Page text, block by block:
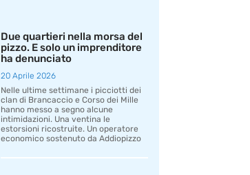
Due quartieri nella morsa del
pizzo. E solo un imprenditore
ha denunciato
20 Aprile 2026
Nelle ultime settimane i picciotti dei
clan di Brancaccio e Corso dei Mille
hanno messo a segno alcune
intimidazioni. Una ventina le
estorsioni ricostruite. Un operatore
economico sostenuto da Addiopizzo